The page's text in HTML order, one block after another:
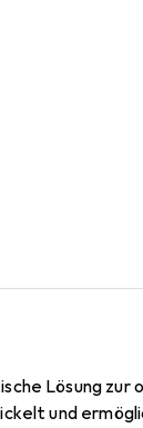
Lösung zur
und